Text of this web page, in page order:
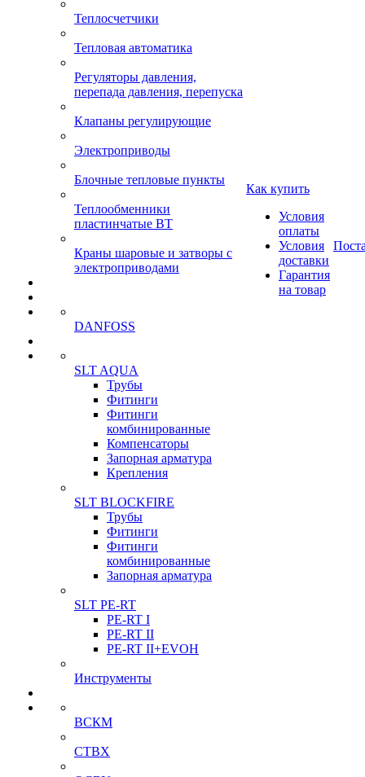
Теплосчетчики
Тепловая автоматика
Регуляторы давления,
перепада давления, перепуска
Клапаны регулирующие
Электроприводы
Блочные тепловые пункты
Теплообменники
пластинчатые ВТ
Краны шаровые и затворы с
электроприводами
DANFOSS
SLT AQUA
Трубы
Фитинги
Фитинги
комбинированные
Компенсаторы
Запорная арматура
Крепления
SLT BLOCKFIRE
Трубы
Фитинги
Фитинги
комбинированные
Запорная арматура
SLT PE-RT
PE-RT I
PE-RT II
PE-RT II+EVOH
Инструменты
ВСКМ
СТВХ
Как купить
Условия
оплаты
Условия
доставки
Гарантия
на товар